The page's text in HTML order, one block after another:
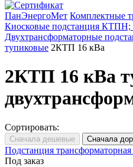
ПанЭнергоМет Комплектные
Киосковые подстанция
Двухтрансформаторные
тупиковые 2КТП 16 кВа
2КТП 16 кВа
Сортировать:
Подстанция
Под заказ